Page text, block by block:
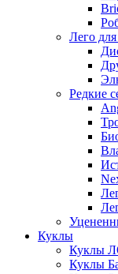
Лего
Редкие
Куклы
Куклы
Куклы